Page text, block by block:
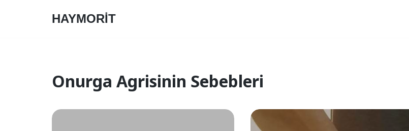
HAYMORİT
Onurga Agrisinin Sebebleri